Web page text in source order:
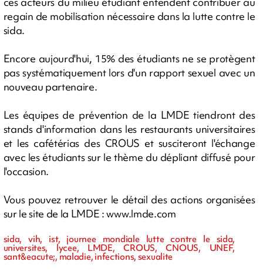
regain de mobilisation nécessaire dans la lutte contre le
sida.
Encore aujourd'hui, 15% des étudiants ne se protègent
pas systématiquement lors d'un rapport sexuel avec un
nouveau partenaire.
Les équipes de prévention de la LMDE tiendront des
stands d'information dans les restaurants universitaires
et les cafétérias des CROUS et susciteront l'échange
avec les étudiants sur le thème du dépliant diffusé pour
l'occasion.
Vous pouvez retrouver le détail des actions organisées
sur le site de la LMDE : www.lmde.com
sida, vih, ist, journee mondiale lutte contre le sida,
universites, lycee, LMDE, CROUS, CNOUS, UNEF,
sant&eacute;, maladie, infections, sexualite